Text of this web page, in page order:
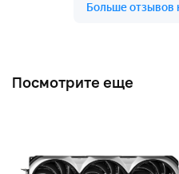
Посмотрите еще